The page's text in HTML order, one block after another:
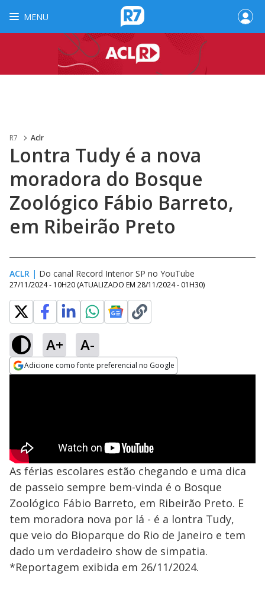
MENU
R7 Aclr
Lontra Tudy é a nova
moradora do Bosque
Zoológico Fábio Barreto,
em Ribeirão Preto
ACLR | Do canal Record Interior SP no YouTube
27/11/2024 - 10H20 (ATUALIZADO EM 28/11/2024 - 01H30)
A+ A-
Adicione como fonte preferencial no Google
As férias escolares estão chegando e uma dica
de passeio sempre bem-vinda é o Bosque
Zoológico Fábio Barreto, em Ribeirão Preto. E
tem moradora nova por lá - é a lontra Tudy,
que veio do Bioparque do Rio de Janeiro e tem
dado um verdadeiro show de simpatia.
*Reportagem exibida em 26/11/2024.